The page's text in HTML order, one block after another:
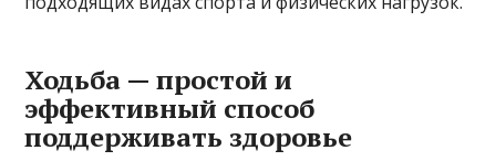
Ходьба — простой и
эффективный способ
поддерживать здоровье